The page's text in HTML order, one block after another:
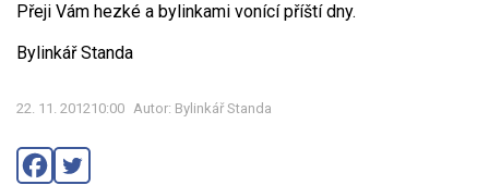
Přeji Vám hezké a bylinkami vonící příští dny.
Bylinkář Standa
22. 11. 201210:00 Autor: Bylinkář Standa